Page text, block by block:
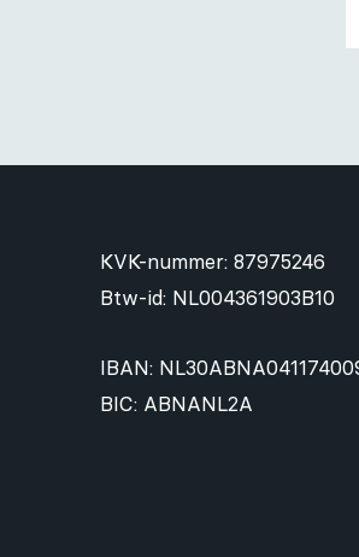
KVK-nummer: 87975246
Btw-id: NL004361903B10
IBAN:
BIC: ABNANL2A